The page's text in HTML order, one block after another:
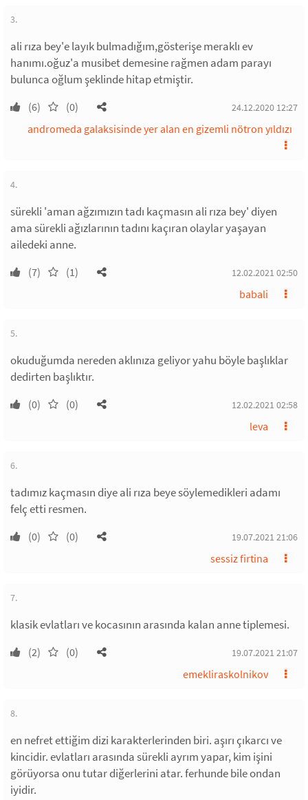
3.
ali rıza bey'e layık bulmadığım,gösterişe meraklı ev
hanımı.oğuz'a musibet demesine rağmen adam parayı
bulunca oğlum şeklinde hitap etmiştir.
(6) (0) 24.12.2020 12:27
andromeda galaksisinde yer alan en gizemli nötron yıldızı
4.
sürekli 'aman ağzımızın tadı kaçmasın ali rıza bey' diyen
ama sürekli ağızlarının tadını kaçıran olaylar yaşayan
ailedeki anne.
(7) (1) 12.02.2021 02:50
babali
5.
okuduğumda nereden aklınıza geliyor yahu böyle başlıklar
dedirten başlıktır.
(0) (0) 12.02.2021 02:58
leva
6.
tadımız kaçmasın diye ali rıza beye söylemedikleri adamı
felç etti resmen.
(0) (0) 19.07.2021 21:06
sessiz firtina
7.
klasik evlatları ve kocasının arasında kalan anne tiplemesi.
(2) (0) 19.07.2021 21:07
emekliraskolnikov
8.
en nefret ettiğim dizi karakterlerinden biri. aşırı çıkarcı ve
kincidir. evlatları arasında sürekli ayrım yapar, kim işini
görüyorsa onu tutar diğerlerini atar. ferhunde bile ondan
iyidir.